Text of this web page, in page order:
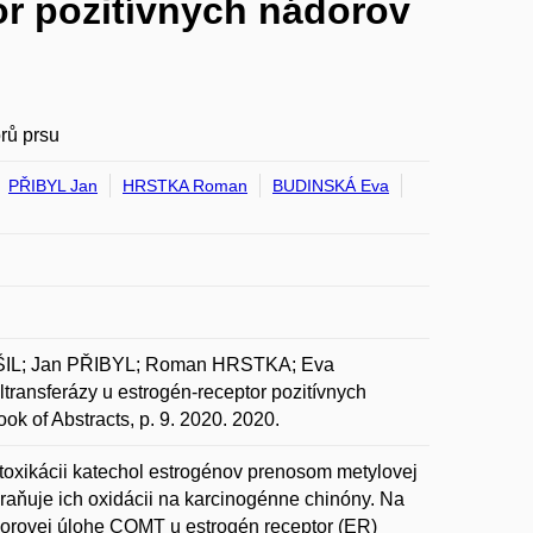
pozitívnych nádorov
prsu
PŘIBYL Jan HRSTKA Roman BUDINSKÁ Eva
Jan PŘIBYL; Roman HRSTKA; Eva
u estrogén-receptor pozitívnych
of Abstracts, p. 9. 2020. 2020.
katechol estrogénov prenosom metylovej
ich oxidácii na karcinogénne chinóny. Na
úlohe COMT u estrogén receptor (ER)